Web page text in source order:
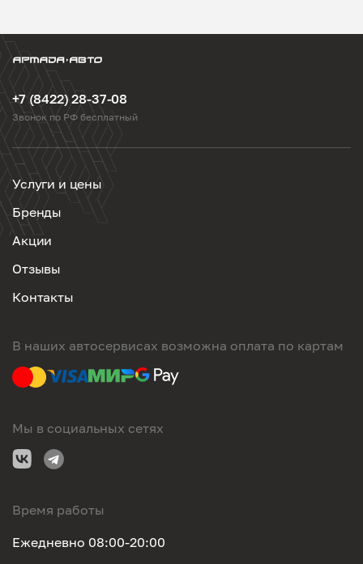
+7 (8422) 28-37-08
Звонок по РФ бесплатный
Услуги и цены
Бренды
Акции
Отзывы
Контакты
В наших автосервисах возможна оплата по картам
Мы в социальных сетях
Время работы
Ежедневно 08:00-20:00